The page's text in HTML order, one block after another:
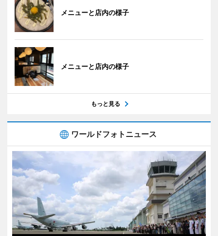
メニューと店内の様子
メニューと店内の様子
もっと見る
ワールドフォトニュース